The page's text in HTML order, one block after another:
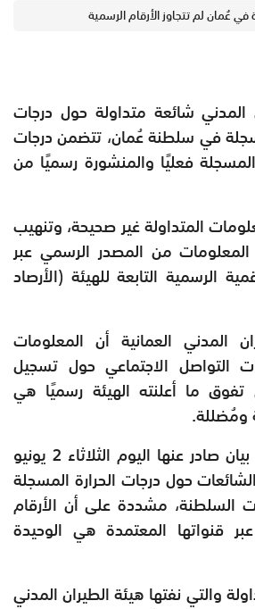
في عُمان لم تتجاوز الأرقام الرسمية
المدني شائعة متداولة حول درجات
في سلطنة عُمان، تتضمن درجات
فعليًا والمنشورة رسميًا من
المتداولة غير صحيحة، وتنهيب
المعلومات من المصدر الرسمي عبر
الرسمية التابعة للهيئة (الأرصاد
المدني العمانية أن المعلومات
التواصل الاجتماعي حول تسجيل
ما أعلنته الهيئة رسميًا هي
ومُضللة.
وأوضحت الهيئة في بيان صادر عنها اليوم الثلاثاء 2 يونيو
الشائعات حول درجات الحرارة المسجلة
مشددة على أن الأرقام
قنواتها المعتمدة هي الوحيدة
والتي نفتها هيئة الطيران المدني